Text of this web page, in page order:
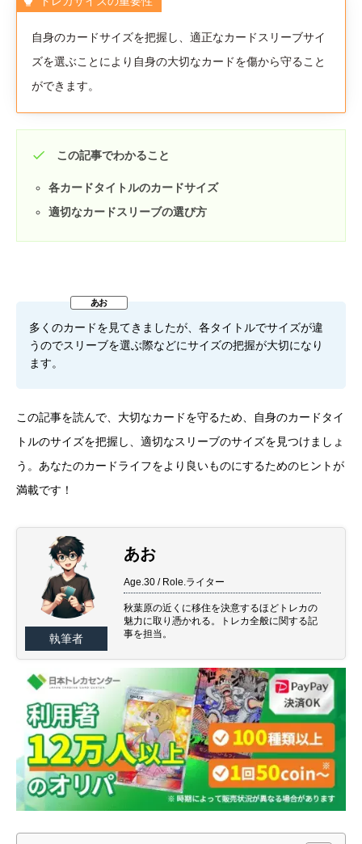
自身のカードサイズを把握し、適正なカードスリーブサイ
ズを選ぶことにより自身の大切なカードを傷から守ること
ができます。
この記事でわかること
各カードタイトルのカードサイズ
適切なカードスリーブの選び方
多くのカードを見てきましたが、各タイトルでサイズが違
うのでスリーブを選ぶ際などにサイズの把握が大切になり
ます。
この記事を読んで、大切なカードを守るため、自身のカードタイ
トルのサイズを把握し、適切なスリーブのサイズを見つけましょ
う。あなたのカードライフをより良いものにするためのヒントが
満載です！
執筆者
あお
Age.30 / Role.ライター
秋葉原の近くに移住を決意するほどトレカの
魅力に取り憑かれる。トレカ全般に関する記
事を担当。